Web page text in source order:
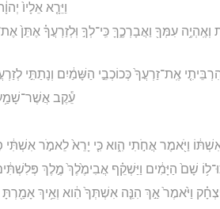
וַיֵּרָ֤א אֵלָיו֙
וְאֶֽהְיֶ֥ה עִמְּךָ֖ וַאֲבָרְכֶ֑ךָּ כִּֽי־לְךָ֣ וּֽלְזַרְעֲךָ֗
אֶֽת־זַרְעֲךָ֙ כְּכוֹכְבֵ֣י הַשָּׁמַ֔יִם וְנָתַתִּ֣י
עֵ֕קֶב אֲשֶׁר־שָׁמַ֥ע
וַיֹּ֖אמֶר אֲחֹ֣תִי הִ֑וא כִּ֤י יָרֵא֙ לֵאמֹ֣ר אִשְׁתִּ֔י
שָׁם֙ הַיָּמִ֔ים וַיַּשְׁקֵ֗ף אֲבִימֶ֙לֶךְ֙ מֶ֣לֶךְ
וַיֹּ֙אמֶר֙ אַ֣ךְ הִנֵּ֤ה אִשְׁתְּךָ֙ הִ֔וא וְאֵ֥יךְ אָמַ֖רְתָּ